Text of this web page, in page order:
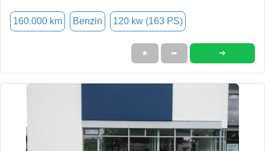
160.000 km Benzin 120 kw (163 PS)
★ ➦ ➜